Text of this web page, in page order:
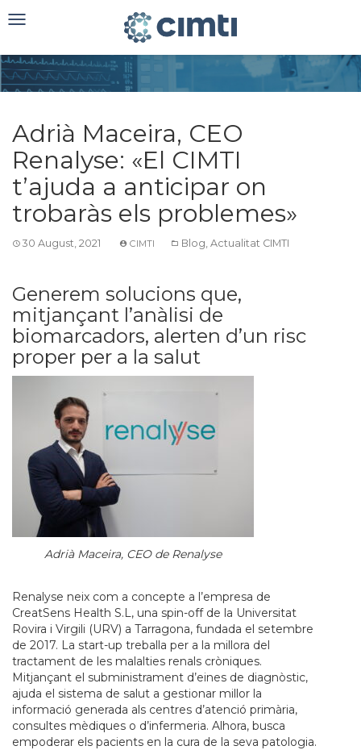
Toggle
Adrià Maceira, CEO
Renalyse: «El CIMTI
t’ajuda a anticipar on
trobaràs els problemes»
30 August, 2021 CIMTI Blog, Actualitat CIMTI
Generem solucions que,
mitjançant l’anàlisi de
biomarcadors, alerten d’un risc
proper per a la salut
Adrià Maceira, CEO de Renalyse
Renalyse neix com a concepte a l’empresa de
CreatSens Health S.L, una spin-off de la Universitat
Rovira i Virgili (URV) a Tarragona, fundada el setembre
de 2017. La start-up treballa per a la millora del
tractament de les malalties renals cròniques.
Mitjançant el subministrament d’eines de diagnòstic,
ajuda el sistema de salut a gestionar millor la
informació generada als centres d’atenció primària,
consultes mèdiques o d’infermeria. Alhora, busca
empoderar els pacients en la cura de la seva patologia.